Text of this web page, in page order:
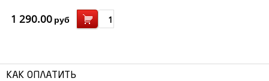
1 290.00 руб
КАК ОПЛАТИТЬ